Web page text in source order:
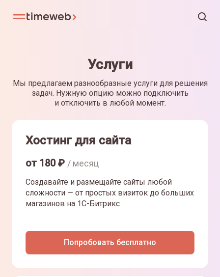
Услуги
Мы предлагаем разнообразные услуги для решения
задач. Нужную опцию можно подключить
и отключить в любой момент.
Хостинг для сайта
от 180₽ / месяц
Создавайте и размещайте сайты любой
сложности — от простых визиток до больших
магазинов на 1С-Битрикс
Попробовать бесплатно